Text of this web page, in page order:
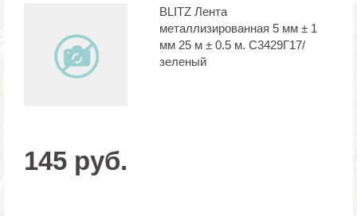
BLITZ Лента
металлизированная 5 мм ± 1
мм 25 м ± 0.5 м. С3429Г17/
зеленый
145 руб.